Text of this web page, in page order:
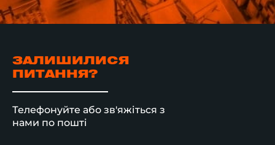
ЗАЛИШИЛИСЯ
ПИТАННЯ?
Телефонуйте або зв'яжіться з
нами по пошті